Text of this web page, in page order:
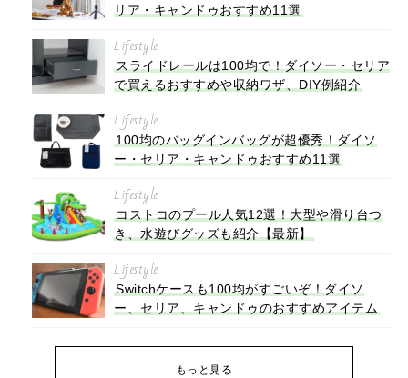
リア・キャンドゥおすすめ11選
Lifestyle
スライドレールは100均で！ダイソー・セリア
で買えるおすすめや収納ワザ、DIY例紹介
Lifestyle
100均のバッグインバッグが超優秀！ダイソ
ー・セリア・キャンドゥおすすめ11選
Lifestyle
コストコのプール人気12選！大型や滑り台つ
き、水遊びグッズも紹介【最新】
Lifestyle
Switchケースも100均がすごいぞ！ダイソ
ー、セリア、キャンドゥのおすすめアイテム
もっと見る